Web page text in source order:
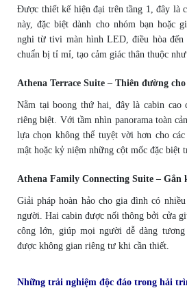
Được thiết kế hiện đại trên tầng 1, đây là
này, đặc biệt dành cho nhóm bạn hoặc
nghi từ tivi màn hình LED, điều hòa đến
chuẩn bị tỉ mỉ, tạo cảm giác thân thuộc như
Athena Terrace Suite – Thiên đường
Nằm tại boong thứ hai, đây là cabin cao
riêng biệt. Với tầm nhìn panorama toàn
lựa chọn không thể tuyệt vời hơn cho
mật hoặc kỷ niệm những cột mốc đặc biệt
Athena Family Connecting Suite – Gắn
Giải pháp hoàn hảo cho gia đình có
người. Hai cabin được nối thông bởi cửa
công lớn, giúp mọi người dễ dàng
được không gian riêng tư khi cần thiết.
Những trải nghiệm độc đáo trong hải